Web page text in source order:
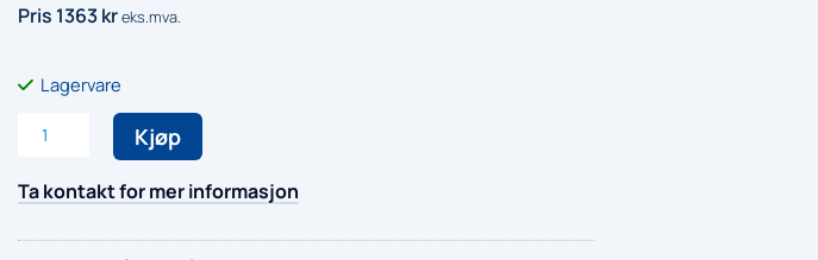
Pris 1363kreks.mva.
Lagervare
Veggholder
innsamlingsbokser
Kjøp
Ta kontakt for mer informasjon